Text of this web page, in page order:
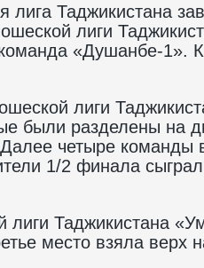
лига Таджикистана
лиги
«Душанбе-1».
лиги
были разделены на
Далее четыре
1/2 финала
Таджикистана
место взяла